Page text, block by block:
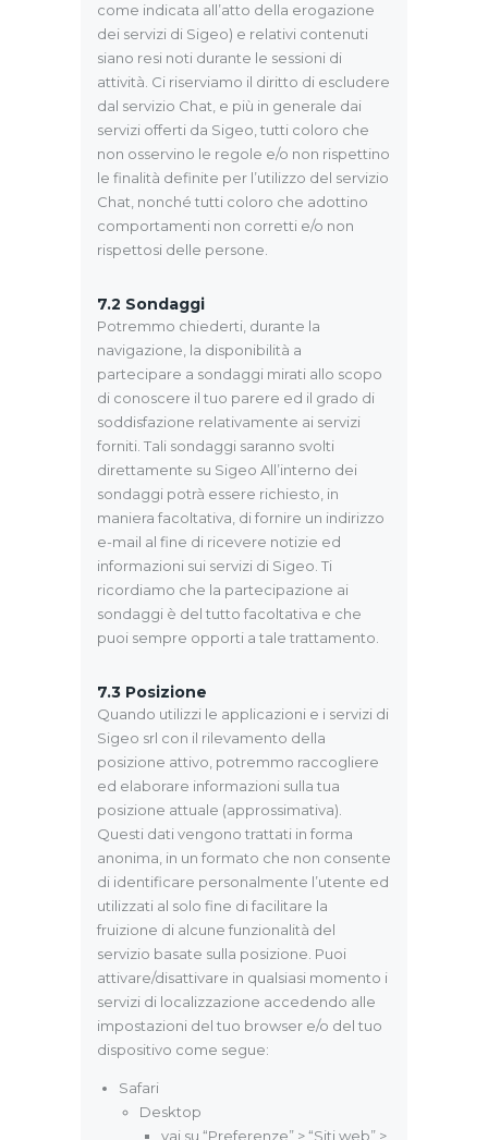
come indicata all’atto della erogazione
dei servizi di Sigeo) e relativi contenuti
siano resi noti durante le sessioni di
attività. Ci riserviamo il diritto di escludere
dal servizio Chat, e più in generale dai
servizi offerti da Sigeo, tutti coloro che
non osservino le regole e/o non rispettino
le finalità definite per l’utilizzo del servizio
Chat, nonché tutti coloro che adottino
comportamenti non corretti e/o non
rispettosi delle persone.
7.2 Sondaggi
Potremmo chiederti, durante la
navigazione, la disponibilità a
partecipare a sondaggi mirati allo scopo
di conoscere il tuo parere ed il grado di
soddisfazione relativamente ai servizi
forniti. Tali sondaggi saranno svolti
direttamente su Sigeo All’interno dei
sondaggi potrà essere richiesto, in
maniera facoltativa, di fornire un indirizzo
e-mail al fine di ricevere notizie ed
informazioni sui servizi di Sigeo. Ti
ricordiamo che la partecipazione ai
sondaggi è del tutto facoltativa e che
puoi sempre opporti a tale trattamento.
7.3 Posizione
Quando utilizzi le applicazioni e i servizi di
Sigeo srl con il rilevamento della
posizione attivo, potremmo raccogliere
ed elaborare informazioni sulla tua
posizione attuale (approssimativa).
Questi dati vengono trattati in forma
anonima, in un formato che non consente
di identificare personalmente l’utente ed
utilizzati al solo fine di facilitare la
fruizione di alcune funzionalità del
servizio basate sulla posizione. Puoi
attivare/disattivare in qualsiasi momento i
servizi di localizzazione accedendo alle
impostazioni del tuo browser e/o del tuo
dispositivo come segue:
Safari
Desktop
vai su “Preferenze” > “Siti web” >